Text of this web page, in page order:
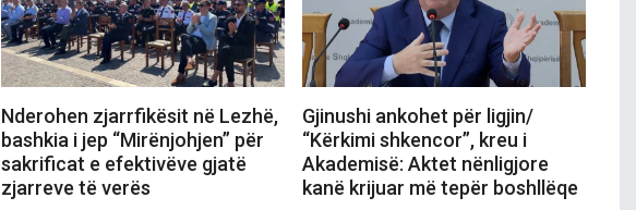
Nderohen zjarrfikësit në Lezhë,
bashkia i jep “Mirënjohjen” për
sakrificat e efektivëve gjatë
zjarreve të verës
Gjinushi ankohet për ligjin/
“Kërkimi shkencor”, kreu i
Akademisë: Aktet nënligjore
kanë krijuar më tepër boshllëqe